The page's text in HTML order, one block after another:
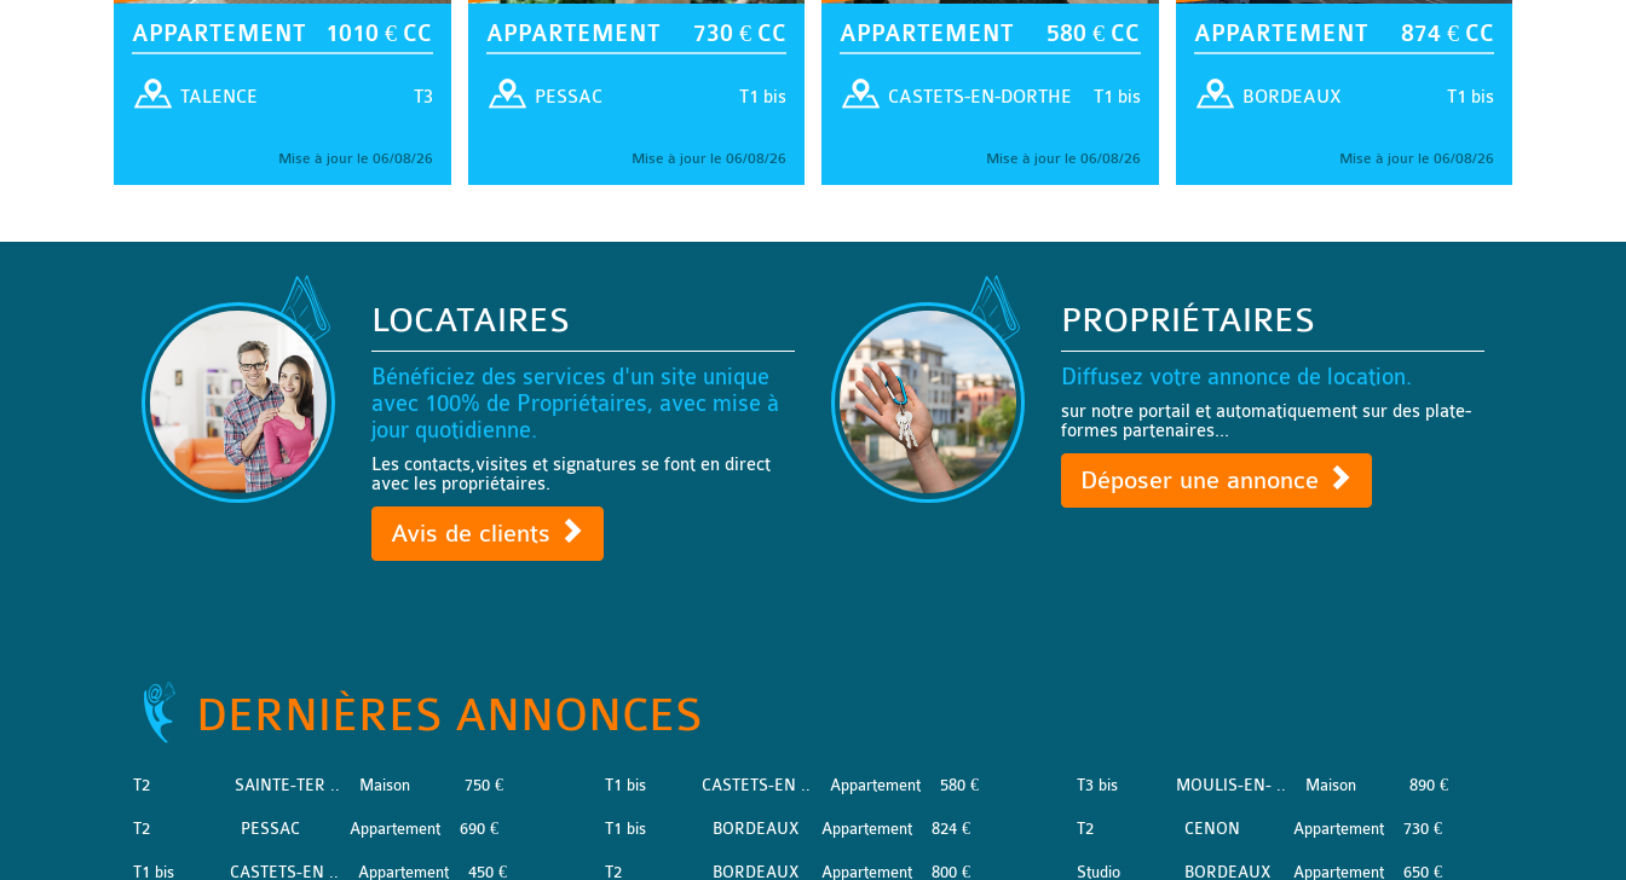
APPARTEMENT 1010 € CC
T3
TALENCE
Mise à jour le 06/08/26
APPARTEMENT 730 € CC
T1 bis
PESSAC
Mise à jour le 06/08/26
APPARTEMENT 580 € CC
T1 bis
CASTETS-EN-DORTHE
Mise à jour le 06/08/26
APPARTEMENT 874 € CC
T1 bis
BORDEAUX
Mise à jour le 06/08/26
LOCATAIRES
Bénéficiez des services d'un site unique
avec 100% de Propriétaires, avec mise à
jour quotidienne.
Les contacts,visites et signatures se font en direct
avec les propriétaires.
Avis de clients
PROPRIÉTAIRES
Diffusez votre annonce de location.
sur notre portail et automatiquement sur des plate-
formes partenaires...
Déposer une annonce
DERNIÈRES ANNONCES
T2 SAINTE-TER .. Maison 750 €
T2 PESSAC Appartement 690 €
T1 bis CASTETS-EN .. Appartement 450 €
T1 bis CASTETS-EN .. Appartement 580 €
T1 bis BORDEAUX Appartement 824 €
T2 BORDEAUX Appartement 800 €
T3 bis MOULIS-EN- .. Maison 890 €
T2 CENON Appartement 730 €
Studio BORDEAUX Appartement 650 €